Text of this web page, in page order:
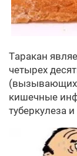
Таракан
четырех
(вызывающих
кишечные
туберкулеза